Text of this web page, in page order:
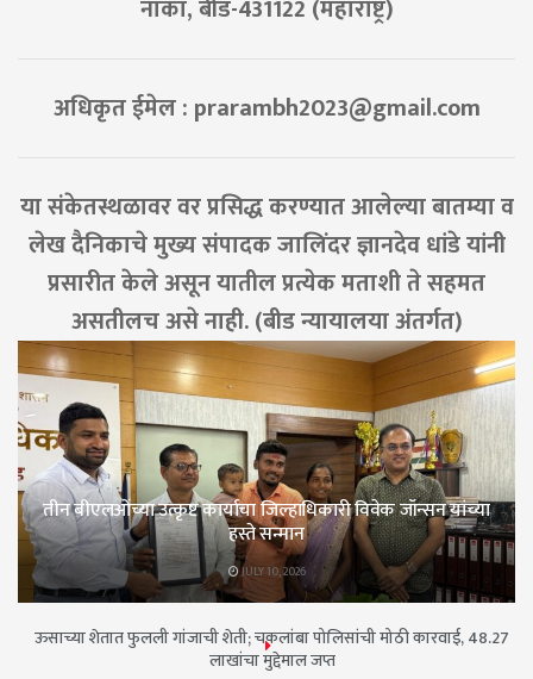
नाका, बीड-431122 (महाराष्ट्र)
अधिकृत ईमेल : prarambh2023@gmail.com
या संकेतस्थळावर वर प्रसिद्ध करण्यात आलेल्या बातम्या व
लेख दैनिकाचे मुख्य संपादक जालिंदर ज्ञानदेव धांडे यांनी
प्रसारीत केले असून यातील प्रत्येक मताशी ते सहमत
असतीलच असे नाही. (बीड न्यायालया अंतर्गत)
तीन बीएलओंच्या उत्कृष्ट कार्याचा जिल्हाधिकारी विवेक जॉन्सन यांच्या
हस्ते सन्मान
JULY 10, 2026
ऊसाच्या शेतात फुलली गांजाची शेती; चकलांबा पोलिसांची मोठी कारवाई, 48.27
लाखांचा मुद्देमाल जप्त